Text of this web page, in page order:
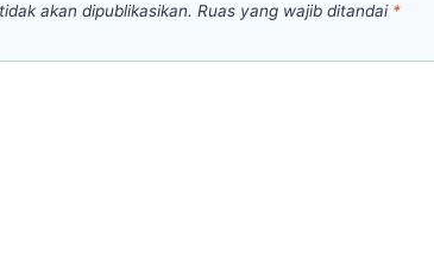
akan dipublikasikan. Ruas yang wajib ditandai *